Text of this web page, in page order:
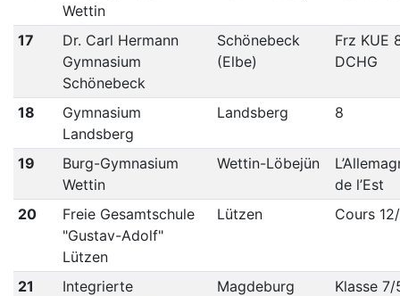
Wettin
17
Dr. Carl Hermann
Gymnasium
Schönebeck
Schönebeck
(Elbe)
Frz KUE
DCHG
18
Gymnasium
Landsberg
Landsberg 8
19
Burg-Gymnasium
Wettin
Wettin-Löbejün
de l’Est
20
Freie Gesamtschule
"Gustav-Adolf"
Lützen
Lützen Cours
21
Integrierte
Magdeburg Klasse 7/